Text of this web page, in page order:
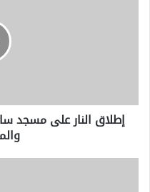
عن
الضحايا
إطلاق النار على مسجد